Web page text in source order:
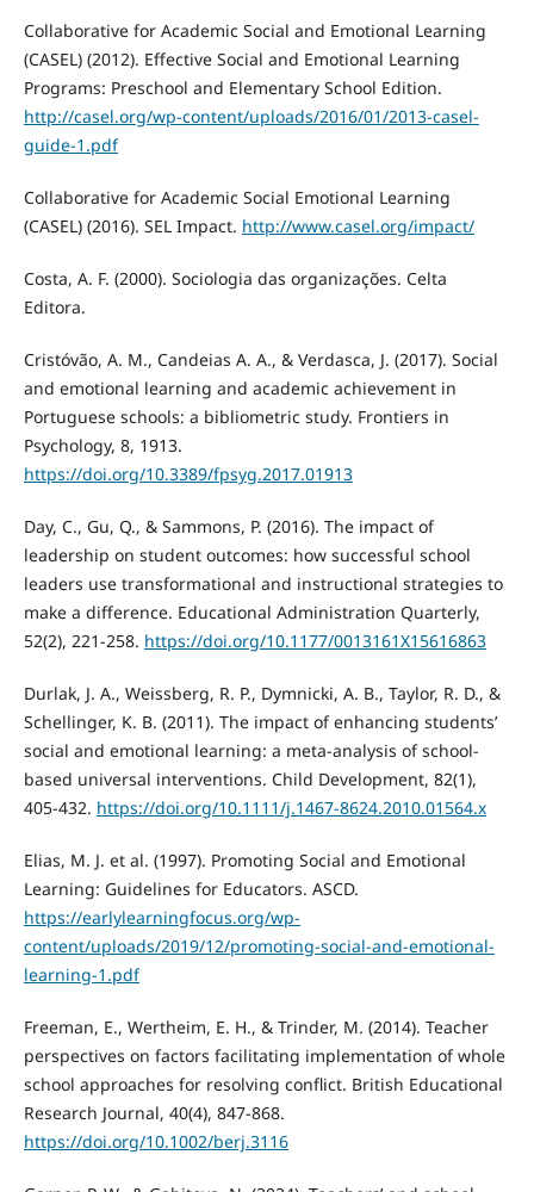
Collaborative for Academic Social and Emotional Learning
(CASEL) (2012). Effective Social and Emotional Learning
Programs: Preschool and Elementary School Edition.
http://casel.org/wp-content/uploads/2016/01/2013-casel-
guide-1.pdf
Collaborative for Academic Social Emotional Learning
(CASEL) (2016). SEL Impact. http://www.casel.org/impact/
Costa, A. F. (2000). Sociologia das organizações. Celta
Editora.
Cristóvão, A. M., Candeias A. A., & Verdasca, J. (2017). Social
and emotional learning and academic achievement in
Portuguese schools: a bibliometric study. Frontiers in
Psychology, 8, 1913.
https://doi.org/10.3389/fpsyg.2017.01913
Day, C., Gu, Q., & Sammons, P. (2016). The impact of
leadership on student outcomes: how successful school
leaders use transformational and instructional strategies to
make a difference. Educational Administration Quarterly,
52(2), 221-258. https://doi.org/10.1177/0013161X15616863
Durlak, J. A., Weissberg, R. P., Dymnicki, A. B., Taylor, R. D., &
Schellinger, K. B. (2011). The impact of enhancing students’
social and emotional learning: a meta‐analysis of school‐
based universal interventions. Child Development, 82(1),
405-432. https://doi.org/10.1111/j.1467-8624.2010.01564.x
Elias, M. J. et al. (1997). Promoting Social and Emotional
Learning: Guidelines for Educators. ASCD.
https://earlylearningfocus.org/wp-
content/uploads/2019/12/promoting-social-and-emotional-
learning-1.pdf
Freeman, E., Wertheim, E. H., & Trinder, M. (2014). Teacher
perspectives on factors facilitating implementation of whole
school approaches for resolving conflict. British Educational
Research Journal, 40(4), 847-868.
https://doi.org/10.1002/berj.3116